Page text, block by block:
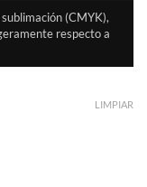
(CMYK),
respecto a
LIMPIAR